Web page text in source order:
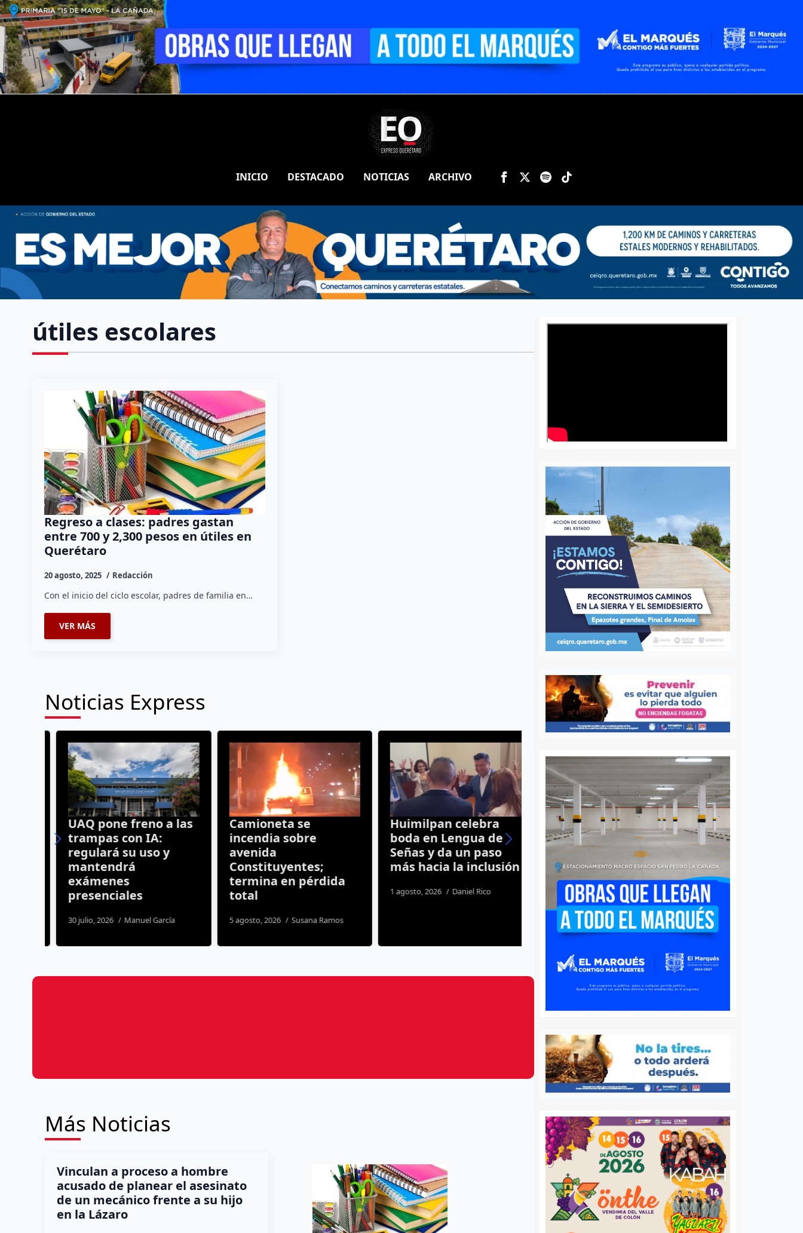
INICIO DESTACADO NOTICIAS ARCHIVO
útiles escolares
Regreso a clases: padres gastan
entre 700 y 2,300 pesos en útiles en
Querétaro
20 agosto, 2025 Redacción
Con el inicio del ciclo escolar, padres de familia en…
VER MÁS
Noticias Express
UAQ pone freno a las
trampas con IA:
regulará su uso y
mantendrá
exámenes
presenciales
30 julio, 2026 Manuel García
Camioneta se
incendia sobre
avenida
Constituyentes;
termina en pérdida
total
5 agosto, 2026 Susana Ramos
Huimilpan celebra
boda en Lengua de
Señas y da un paso
más hacia la inclusión
1 agosto, 2026 Daniel Rico
Niegan acceso a
escuelas y empleo:
antienden 110 casos
de discriminación en
Querétaro
3 agosto, 2026 Susana Ramos
En prisión por
contra la
pública al
placas
en Querétaro
30 julio, 2026
Más Noticias
Vinculan a proceso a hombre
acusado de planear el asesinato
de un mecánico frente a su hijo
en la Lázaro